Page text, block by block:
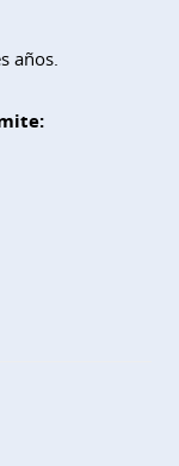
años.